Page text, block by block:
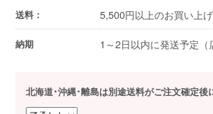
送料： 5,500円以上のお買い上
納期 1～2日以内に発送予定（
北海道･沖縄･離島は別途送料がご注文確定後